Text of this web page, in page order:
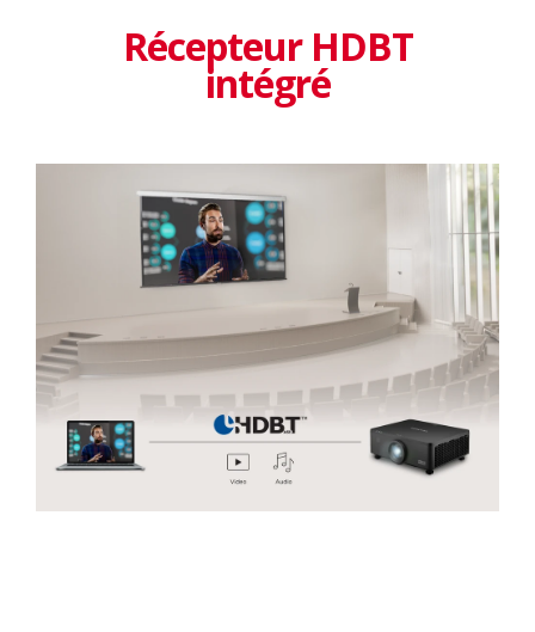
Récepteur HDBT
intégré